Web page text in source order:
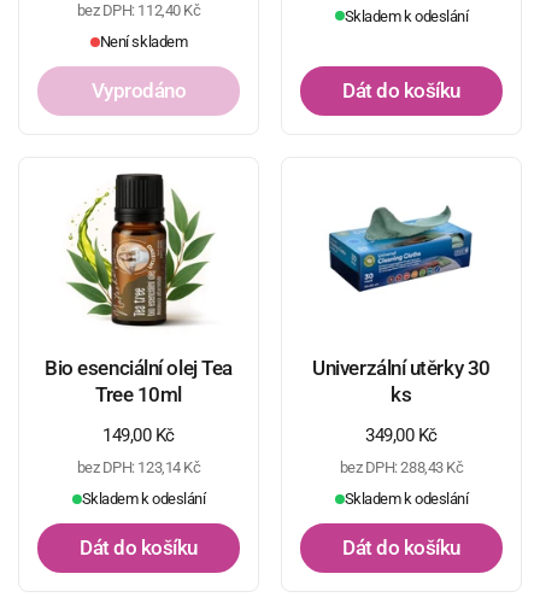
bez DPH: 112,40 Kč
Není skladem
Vyprodáno
Skladem k odeslání
Dát do košíku
Bio esenciální olej Tea
Tree 10ml
Běžná cena
149,00 Kč
bez DPH: 123,14 Kč
Skladem k odeslání
Dát do košíku
Univerzální utěrky 30
ks
Běžná cena
349,00 Kč
bez DPH: 288,43 Kč
Skladem k odeslání
Dát do košíku